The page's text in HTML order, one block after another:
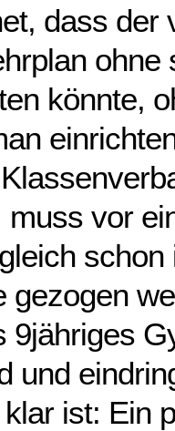
dass der
ohne
könnte,
muss vor
gezogen
9jähriges
und
ist: Ein